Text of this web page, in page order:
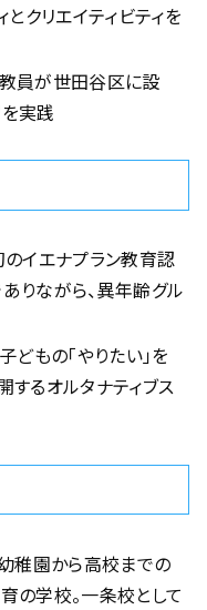
とクリエイティビティを
員が世田谷区に設
実践
のイエナプラン教育認
りながら、異年齢グル
子どもの「やりたい」を
するオルタナティブス
幼稚園から高校までの
の学校。一条校として